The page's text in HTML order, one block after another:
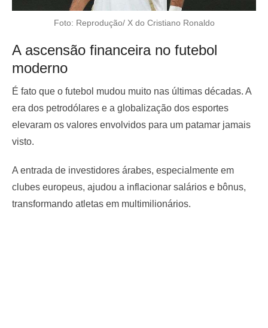
Foto: Reprodução/ X do Cristiano Ronaldo
A ascensão financeira no futebol
moderno
É fato que o futebol mudou muito nas últimas décadas. A
era dos petrodólares e a globalização dos esportes
elevaram os valores envolvidos para um patamar jamais
visto.
A entrada de investidores árabes, especialmente em
clubes europeus, ajudou a inflacionar salários e bônus,
transformando atletas em multimilionários.